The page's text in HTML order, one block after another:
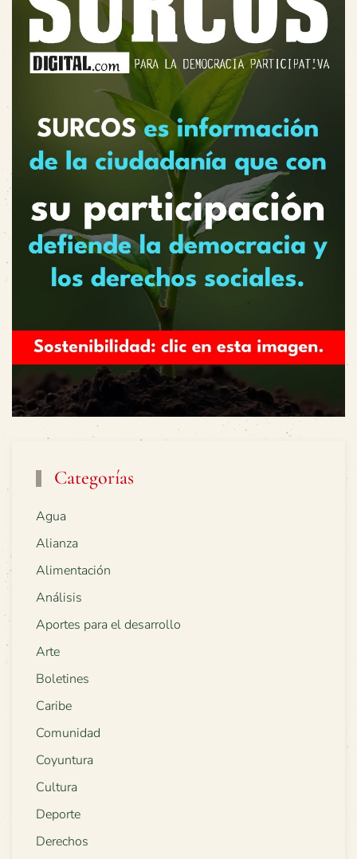
Categorías
Agua
Alianza
Alimentación
Análisis
Aportes para el desarrollo
Arte
Boletines
Caribe
Comunidad
Coyuntura
Cultura
Deporte
Derechos